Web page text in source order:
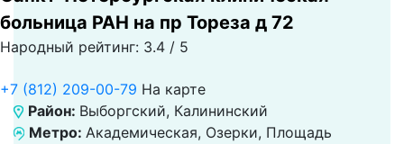
больница РАН на пр Тореза д 72
Народный рейтинг: 3.4 / 5
+7 (812) 209-00-79 На карте
Район: Выборгский, Калининский
Метро: Академическая, Озерки, Площадь